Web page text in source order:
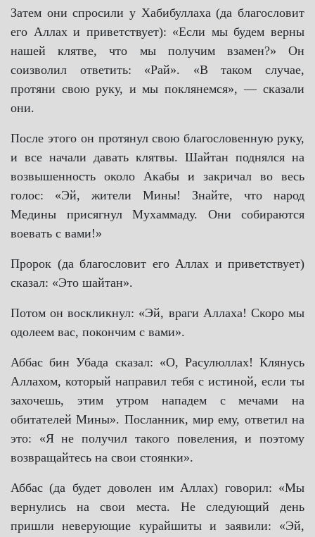
Затем они спросили у Хабибуллаха (да благословит
его Аллах и приветствует): «Если мы будем верны
нашей клятве, что мы получим взамен?» Он
соизволил ответить: «Рай». «В таком случае,
протяни свою руку, и мы поклянемся», — сказали
они.
После этого он протянул свою благословенную руку,
и все начали давать клятвы. Шайтан поднялся на
возвышенность около Акабы и закричал во весь
голос: «Эй, жители Мины! Знайте, что народ
Медины присягнул Мухаммаду. Они собираются
воевать с вами!»
Пророк (да благословит его Аллах и приветствует)
сказал: «Это шайтан».
Потом он воскликнул: «Эй, враги Аллаха! Скоро мы
одолеем вас, покончим с вами».
Аббас бин Убада сказал: «О, Расулюллах! Клянусь
Аллахом, который направил тебя с истиной, если ты
захочешь, этим утром нападем с мечами на
обитателей Мины». Посланник, мир ему, ответил на
это: «Я не получил такого повеления, и поэтому
возвращайтесь на свои стоянки».
Аббас (да будет доволен им Аллах) говорил: «Мы
вернулись на свои места. Не следующий день
пришли неверующие курайшиты и заявили: «Эй,